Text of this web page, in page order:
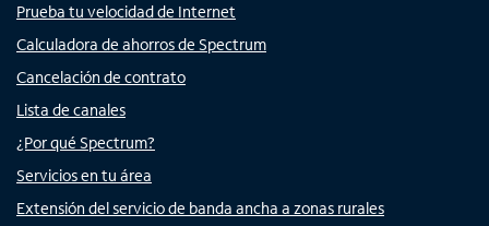
Prueba tu velocidad de Internet
Calculadora de ahorros de Spectrum
Cancelación de contrato
Lista de canales
¿Por qué Spectrum?
Servicios en tu área
Extensión del servicio de banda ancha a zonas rurales